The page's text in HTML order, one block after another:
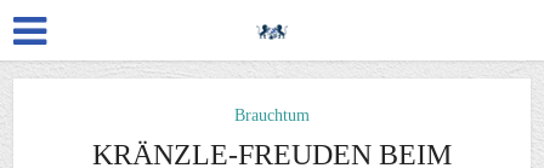
Brauchtum
KRÄNZLE-FREUDEN BEIM